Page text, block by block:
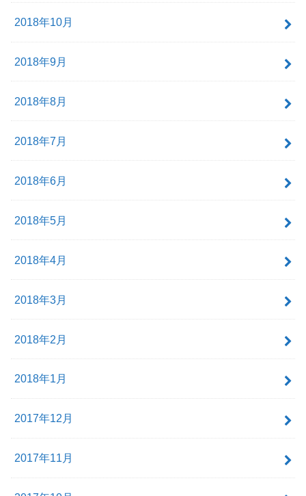
2018年10月
2018年9月
2018年8月
2018年7月
2018年6月
2018年5月
2018年4月
2018年3月
2018年2月
2018年1月
2017年12月
2017年11月